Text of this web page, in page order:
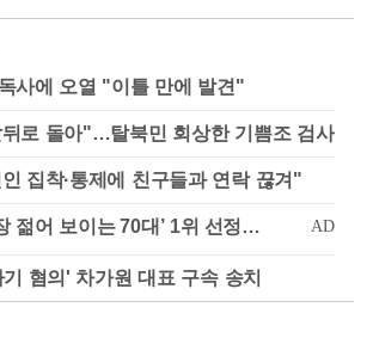
사에 오열 "이틀 만에 발견"
로 돌아"…탈북민 회상한 기쁨조 검사
집착·통제에 친구들과 연락 끊겨"
혐의' 차가원 대표 구속 송치